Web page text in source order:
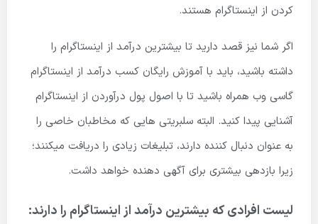
کردن از اینستاگرام هستند.
اگر شما نیز قصد دارید تا بیشترین درآمد از اینستاگرام را
داشته باشید، باید با آموزش رایگان کسب درآمد از اینستاگرام
گاسی وب همراه باشید تا با اصول پول درآوردن از اینستاگرام
آشنایی پیدا کنید. البته سلبریتی هایی که مخاطبان خاصی را
به عنوان دنبال کننده دارند، تبلیغات زیادی را دریافت میکنند؛
زیرا بازدهی بیشتری برای آگهی دهنده خواهد داشت.
لیست افرادی که بیشترین درآمد از اینستاگرام را دارند: